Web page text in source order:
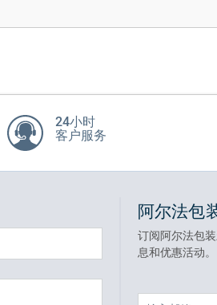
24小时
客户服务
阿尔法包
订阅阿尔法包
息和优惠活动。